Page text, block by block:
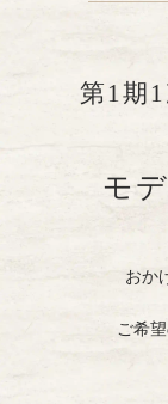
第1期
モ
おか
ご希